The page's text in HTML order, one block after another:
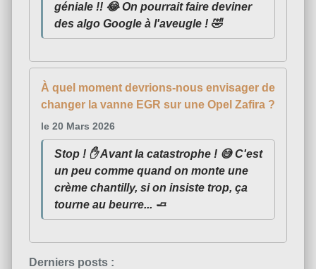
géniale !! 😂 On pourrait faire deviner
des algo Google à l'aveugle ! 🤣
À quel moment devrions-nous envisager de
changer la vanne EGR sur une Opel Zafira ?
le 20 Mars 2026
Stop ! ✋ Avant la catastrophe ! 😅 C'est
un peu comme quand on monte une
crème chantilly, si on insiste trop, ça
tourne au beurre... 🧈
Derniers posts :